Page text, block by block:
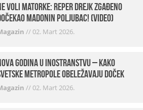
voli matorke: Reper Drejk zgađeno
Madonin poljubac! (VIDEO)
//02. Mart 2026.
godina u inostranstvu – kako
metropole obeležavaju doček
//02. Mart 2026.